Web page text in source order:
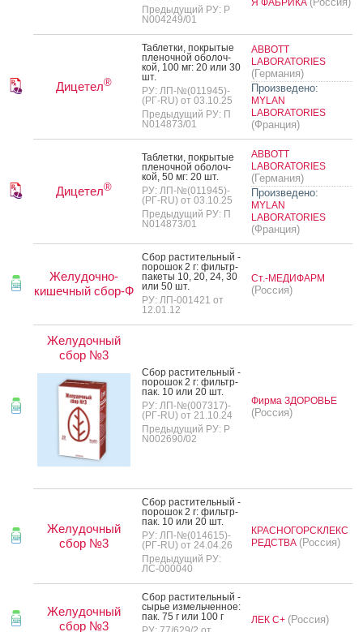
Предыдущий РУ: Р
N004249/01
Я ФАБРИКА
Дицетел®
Таб­летки, пок­ры­тые
пле­ноч­ной обо­лоч­
кой, 100 мг: 20 или 30
шт.
РУ: ЛП-№(011945)-
(РГ-RU) от 03.10.25
Предыдущий РУ: П
N014873/01
ABBOTT
LABORATORIES
(Германия)
Произведено:
MYLAN
LABORATORIES
(Франция)
Дицетел®
Таб­летки, пок­ры­тые
пле­ноч­ной обо­лоч­
кой, 50 мг: 20 шт.
РУ: ЛП-№(011945)-
(РГ-RU) от 03.10.25
Предыдущий РУ: П
N014873/01
ABBOTT
LABORATORIES
(Германия)
Произведено:
MYLAN
LABORATORIES
(Франция)
Желудочно-
кишечный сбор-Ф
Сбор рас­ти­тель­ный -
по­рошок 2 г: филь­тр-
па­кеты 10, 20, 24, 30
или 50 шт.
РУ: ЛП-001421 от
12.01.12
Ст.-МЕДИФАРМ
(Россия)
Желудочный
сбор №3
Сбор рас­ти­тель­ный -
по­рошок 2 г: филь­тр-
пак. 10 или 20 шт.
РУ: ЛП-№(007317)-
(РГ-RU) от 21.10.24
Предыдущий РУ: Р
N002690/02
Фирма ЗДОРОВЬЕ
(Россия)
Желудочный
сбор №3
Сбор рас­ти­тель­ный -
по­рошок 2 г: филь­тр-
пак. 10 или 20 шт.
РУ: ЛП-№(014615)-
(РГ-RU) от 24.04.26
Предыдущий РУ:
ЛС-000040
КРАСНОГОРСКЛЕКС
РЕДСТВА (Россия)
Желудочный
сбор №3
Сбор рас­ти­тель­ный -
сырье из­мель­чен­ное:
пак. 75 г или 100 г
ЛЕК С+ (Россия)